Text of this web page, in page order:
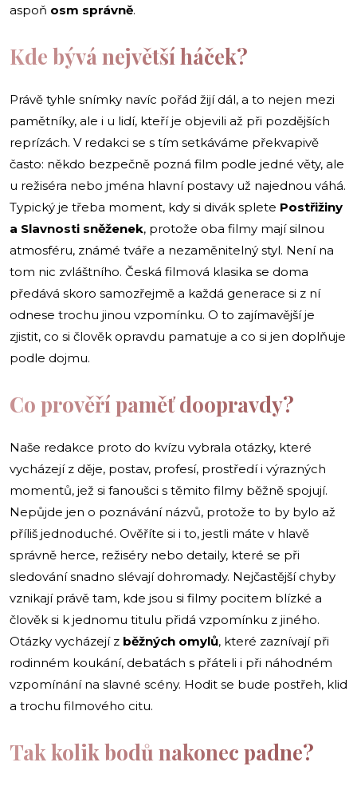
aspoň osm správně.
Kde bývá největší háček?
Právě tyhle snímky navíc pořád žijí dál, a to nejen mezi
pamětníky, ale i u lidí, kteří je objevili až při pozdějších
reprízách. V redakci se s tím setkáváme překvapivě
často: někdo bezpečně pozná film podle jedné věty, ale
u režiséra nebo jména hlavní postavy už najednou váhá.
Typický je třeba moment, kdy si divák splete Postřižiny
a Slavnosti sněženek, protože oba filmy mají silnou
atmosféru, známé tváře a nezaměnitelný styl. Není na
tom nic zvláštního. Česká filmová klasika se doma
předává skoro samozřejmě a každá generace si z ní
odnese trochu jinou vzpomínku. O to zajímavější je
zjistit, co si člověk opravdu pamatuje a co si jen doplňuje
podle dojmu.
Co prověří paměť doopravdy?
Naše redakce proto do kvízu vybrala otázky, které
vycházejí z děje, postav, profesí, prostředí i výrazných
momentů, jež si fanoušci s těmito filmy běžně spojují.
Nepůjde jen o poznávání názvů, protože to by bylo až
příliš jednoduché. Ověříte si i to, jestli máte v hlavě
správně herce, režiséry nebo detaily, které se při
sledování snadno slévají dohromady. Nejčastější chyby
vznikají právě tam, kde jsou si filmy pocitem blízké a
člověk si k jednomu titulu přidá vzpomínku z jiného.
Otázky vycházejí z běžných omylů, které zaznívají při
rodinném koukání, debatách s přáteli i při náhodném
vzpomínání na slavné scény. Hodit se bude postřeh, klid
a trochu filmového citu.
Tak kolik bodů nakonec padne?